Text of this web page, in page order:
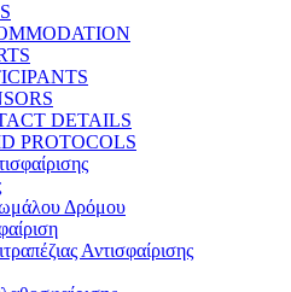
DETAILS
PROTOCOLS
Δρόμου
Αντισφαίρισης